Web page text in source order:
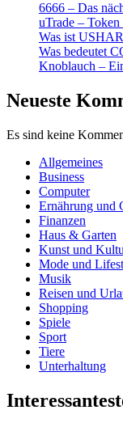
6666 – Das
uTrade –
Was ist
Was bedeutet
Knoblauch –
Neueste
Es sind keine
Allgemeines
Business
Computer
Ernährung und
Finanzen
Haus & Garten
Kunst und
Mode und
Musik
Reisen und
Shopping
Spiele
Sport
Tiere
Unterhaltung